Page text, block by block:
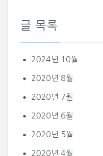
글 목록
2024년 10월
2020년 8월
2020년 7월
2020년 6월
2020년 5월
2020년 4월